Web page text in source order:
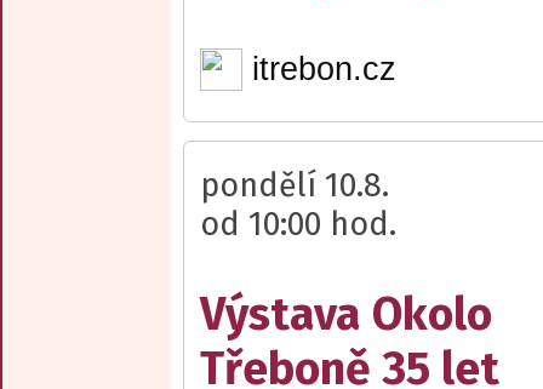
itrebon.cz
pondělí 10.8.
od 10:00 hod.
Výstava Okolo
Třeboně 35 let